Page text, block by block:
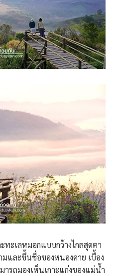
ะเลหมอกแบบกว้างไกลสุดตา
และขึ้นชื่อของหนองคาย เบื้อง
รถมองเห็นเกาะแก่งของแม่น้ำ